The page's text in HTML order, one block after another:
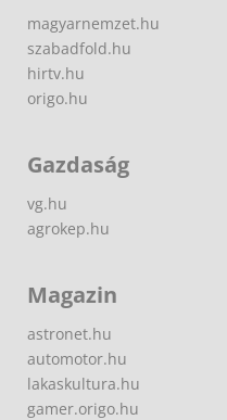
magyarnemzet.hu
szabadfold.hu
hirtv.hu
origo.hu
Gazdaság
vg.hu
agrokep.hu
Magazin
astronet.hu
automotor.hu
lakaskultura.hu
gamer.origo.hu